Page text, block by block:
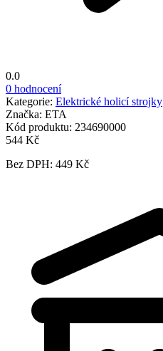
0.0
0 hodnocení
Kategorie: Elektrické holicí strojky
Značka: ETA
Kód produktu: 234690000
544 Kč
Bez DPH: 449 Kč